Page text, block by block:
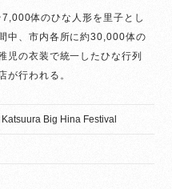
体のひな人形を里子とし
中、市内各所に約30,000体の
児の衣装で統一したひな行列
が行われる。
Big Hina Festival